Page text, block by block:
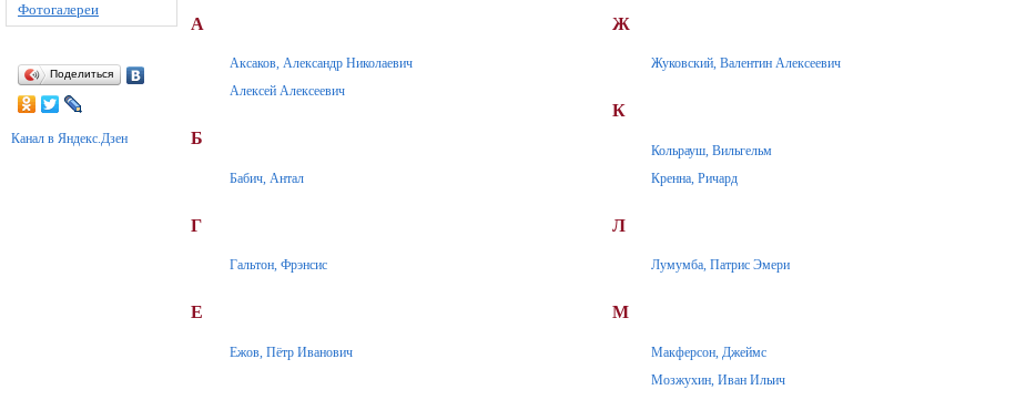
Фотогалереи
Поделиться
Канал в Яндекс.Дзен
А
Аксаков, Александр Николаевич
Алексей Алексеевич
Б
Бабич, Антал
Г
Гальтон, Фрэнсис
Е
Ежов, Пётр Иванович
Ж
Жуковский, Валентин Алексеевич
К
Кольрауш, Вильгельм
Кренна, Ричард
Л
Лумумба, Патрис Эмери
М
Макферсон, Джеймс
Мозжухин, Иван Ильич